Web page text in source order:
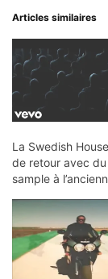
Articles similaires
La Swedish
de retour avec
sample à